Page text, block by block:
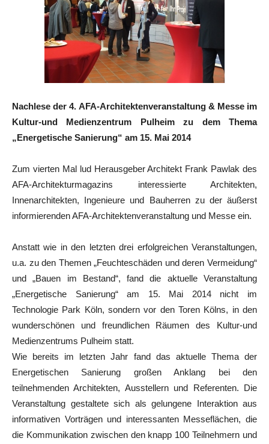
Nachlese der 4. AFA-Architektenveranstaltung & Messe im
Kultur-und Medienzentrum Pulheim zu dem Thema
„Energetische Sanierung“ am 15. Mai 2014
Zum vierten Mal lud Herausgeber Architekt Frank Pawlak des
AFA-Architekturmagazins interessierte Architekten,
Innenarchitekten, Ingenieure und Bauherren zu der äußerst
informierenden AFA-Architektenveranstaltung und Messe ein.
Anstatt wie in den letzten drei erfolgreichen Veranstaltungen,
u.a. zu den Themen „Feuchteschäden und deren Vermeidung“
und „Bauen im Bestand“, fand die aktuelle Veranstaltung
„Energetische Sanierung“ am 15. Mai 2014 nicht im
Technologie Park Köln, sondern vor den Toren Kölns, in den
wunderschönen und freundlichen Räumen des Kultur-und
Medienzentrums Pulheim statt.
Wie bereits im letzten Jahr fand das aktuelle Thema der
Energetischen Sanierung großen Anklang bei den
teilnehmenden Architekten, Ausstellern und Referenten. Die
Veranstaltung gestaltete sich als gelungene Interaktion aus
informativen Vorträgen und interessanten Messeflächen, die
die Kommunikation zwischen den knapp 100 Teilnehmern und